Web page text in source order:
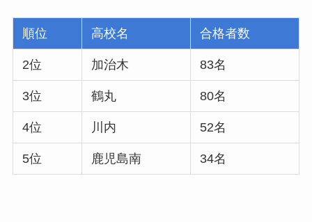
順位 高校名 合格者数
2位 加治木 83名
3位 鶴丸 80名
4位 川内 52名
5位 鹿児島南 34名